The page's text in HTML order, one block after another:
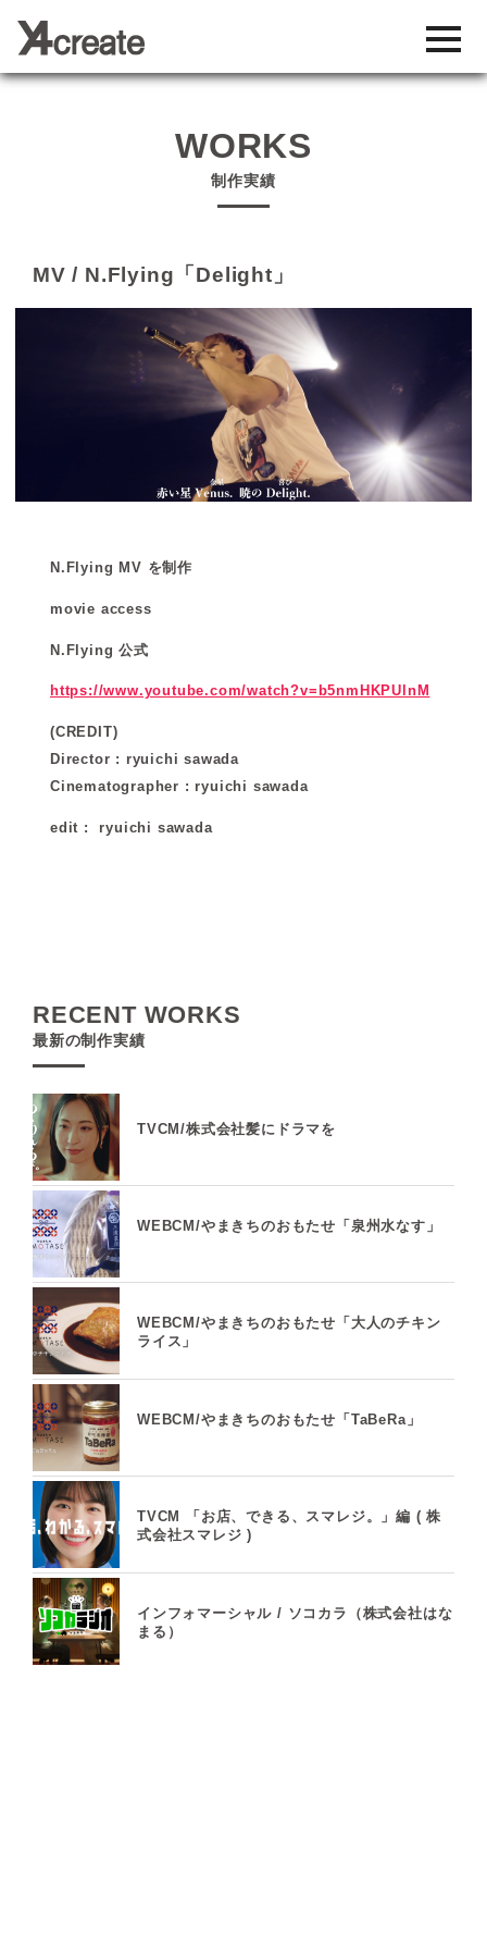
WORKS
制作実績
MV / N.Flying「Delight」
N.Flying MV を制作
movie access
N.Flying 公式
https://www.youtube.com/watch?v=b5nmHKPUlnM
(CREDIT)
Director : ryuichi sawada
Cinematographer : ryuichi sawada
edit : ryuichi sawada
RECENT WORKS
最新の制作実績
TVCM/株式会社髪にドラマを
WEBCM/やまきちのおもたせ「泉州水なす」
WEBCM/やまきちのおもたせ「大人のチキン
ライス」
WEBCM/やまきちのおもたせ「TaBeRa」
TVCM 「お店、できる、スマレジ。」編 ( 株
式会社スマレジ )
インフォマーシャル / ソコカラ（株式会社はな
まる）